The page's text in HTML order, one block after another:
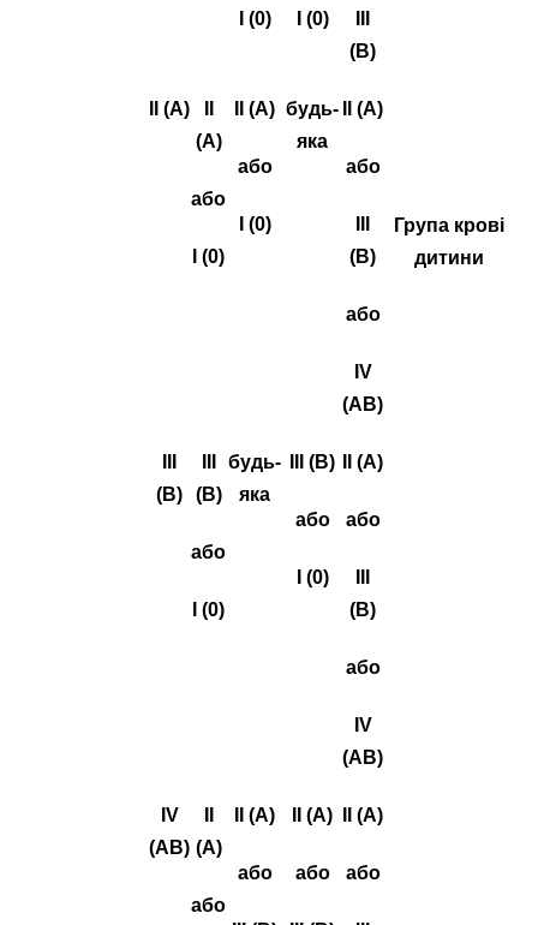
Група крові
дитини
I (0) I (0)
(B)
II (A)
(A)
або
I (0)
II (A)
або
I (0)
будь-
яка
II (A)
або
(B)
або
IV
(AB)
(B)
(B)
або
I (0)
будь-
яка
III (B)
або
I (0)
II (A)
або
(B)
або
IV
(AB)
IV
(AB) (A)
або
II (A)
або
II (A)
або
II (A)
або